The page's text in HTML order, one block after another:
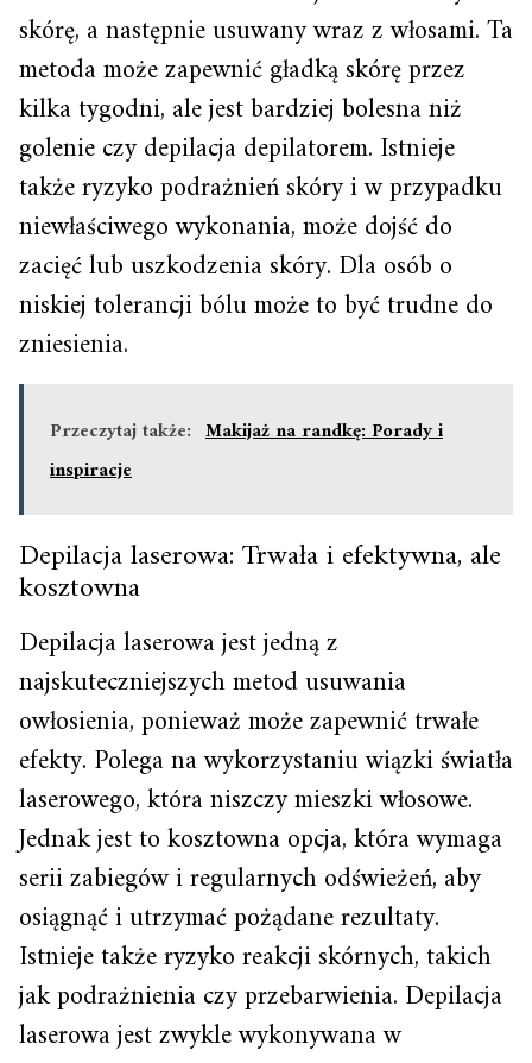
skórę, a następnie usuwany wraz z włosami. Ta
metoda może zapewnić gładką skórę przez
kilka tygodni, ale jest bardziej bolesna niż
golenie czy depilacja depilatorem. Istnieje
także ryzyko podrażnień skóry i w przypadku
niewłaściwego wykonania, może dojść do
zacięć lub uszkodzenia skóry. Dla osób o
niskiej tolerancji bólu może to być trudne do
zniesienia.
Przeczytaj także: Makijaż na randkę: Porady i
inspiracje
Depilacja laserowa: Trwała i efektywna, ale
kosztowna
Depilacja laserowa jest jedną z
najskuteczniejszych metod usuwania
owłosienia, ponieważ może zapewnić trwałe
efekty. Polega na wykorzystaniu wiązki światła
laserowego, która niszczy mieszki włosowe.
Jednak jest to kosztowna opcja, która wymaga
serii zabiegów i regularnych odświeżeń, aby
osiągnąć i utrzymać pożądane rezultaty.
Istnieje także ryzyko reakcji skórnych, takich
jak podrażnienia czy przebarwienia. Depilacja
laserowa jest zwykle wykonywana w